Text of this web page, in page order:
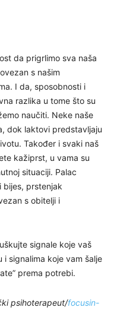
da prigrlimo sva naša
s našim
I da, sposobnosti i
razlika u tome što su
naučiti. Neke naše
dok laktovi predstavljaju
Također i svaki naš
kažiprst, u vama su
situaciji. Palac
bijes, prstenjak
s obitelji i
signale koje vaš
i signalima koje vam šalje
prema potrebi.
psihoterapeut/focusin-